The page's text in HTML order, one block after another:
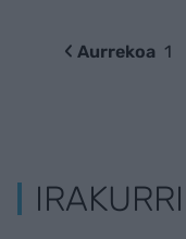
Aurrekoa 1